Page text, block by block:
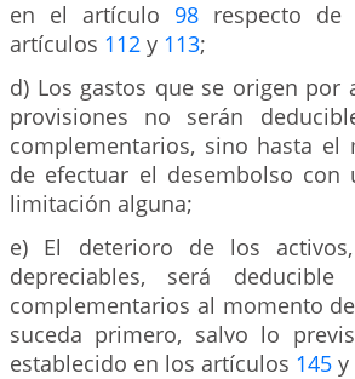
en el artículo 98 respecto de
artículos 112 y 113;
d) Los gastos que se origen por
provisiones no serán
complementarios, sino hasta
de efectuar el desembolso
limitación alguna;
e) El deterioro de los
depreciables, será
complementarios al momento
suceda primero, salvo lo
establecido en los artículos 145 y